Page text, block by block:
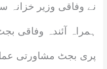
نے وفاقی وزیر خزانہ
ہمراہ آئندہ وفاقی
پری بجٹ مشاورتی